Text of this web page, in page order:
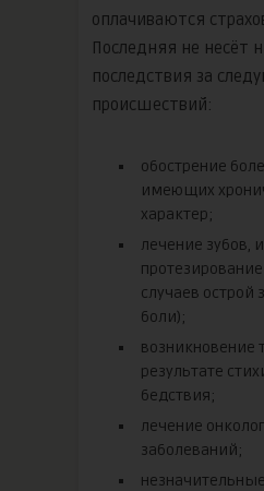
оплачиваются
Последняя не несёт
последствия за
происшествий:
обострение
имеющих
характер;
лечение зубов,
случаев острой
боли);
возникновение
результате
бедствия;
лечение
заболеваний;